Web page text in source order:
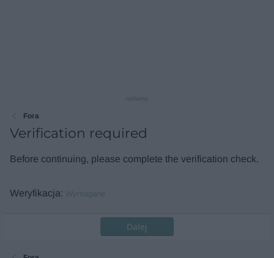
Fora
Verification required
Before continuing, please complete the verification check.
Weryfikacja Wymagane
Dalej